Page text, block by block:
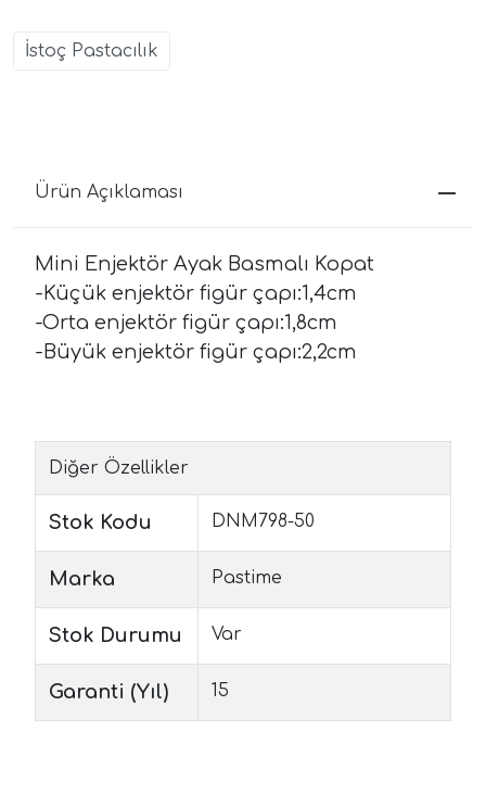
İstoç Pastacılık
Ürün Açıklaması
Mini Enjektör Ayak Basmalı Kopat
-Küçük enjektör figür çapı:1,4cm
-Orta enjektör figür çapı:1,8cm
-Büyük enjektör figür çapı:2,2cm
Diğer Özellikler
Stok Kodu DNM798-50
Marka Pastime
Stok Durumu Var
Garanti (Yıl) 15